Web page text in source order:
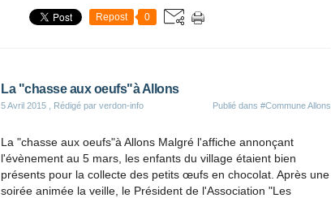
Repost 0
La "chasse aux oeufs"à Allons
5 Avril 2015 , Rédigé par verdon-info Publié dans #Commune Allons
La "chasse aux oeufs"à Allons Malgré l'affiche annonçant
l'évènement au 5 mars, les enfants du village étaient bien
présents pour la collecte des petits œufs en chocolat. Après une
soirée animée la veille, le Président de l'Association "Les